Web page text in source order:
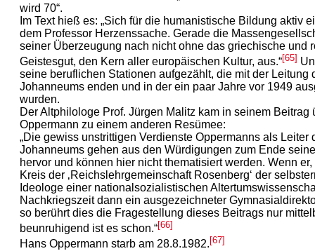
wird 70“.
Im Text hieß es: „Sich für die humanistische Bildung aktiv
dem Professor Herzenssache. Gerade die
seiner Überzeugung nach nicht ohne das griechische und
Geistesgut, den Kern aller europäischen Kultur, aus.“[65]
seine beruflichen Stationen aufgezählt, die mit der Leitung
Johanneums enden und in der ein paar Jahre vor 1949
wurden.
Der Altphilologe Prof. Jürgen Malitz kam in seinem Beitrag
Oppermann zu einem anderen Resümee:
„Die gewiss unstrittigen Verdienste Oppermanns als Leiter
Johanneums gehen aus den Würdigungen zum Ende
hervor und können hier nicht thematisiert werden. Wenn
Kreis der ‚Reichslehrgemeinschaft Rosenberg‘ der
Ideologe einer nationalsozialistischen
Nachkriegszeit dann ein ausgezeichneter
so berührt dies die Fragestellung dieses Beitrags nur
beunruhigend ist es schon.“[66]
Hans Oppermann starb am 28.8.1982. [67]